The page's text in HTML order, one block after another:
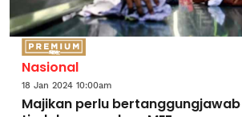
Nasional
18 Jan 2024 10:00am
Majikan perlu